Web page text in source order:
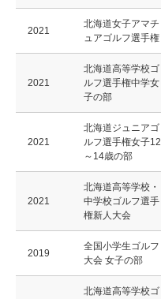
2021
北海道女子アマチ
ュアゴルフ選手権
2021
北海道高等学校ゴ
ルフ選手権中学女
子の部
2021
北海道ジュニアゴ
ルフ選手権女子12
～14歳の部
2021
北海道高等学校・
中学校ゴルフ選手
権新人大会
2019
全国小学生ゴルフ
大会 女子の部
北海道高等学校ゴ